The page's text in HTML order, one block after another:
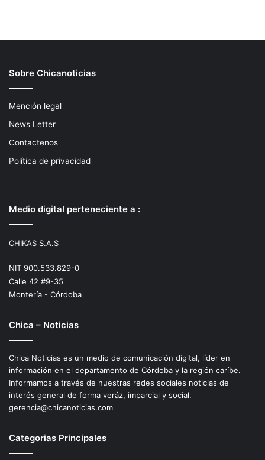
Sobre Chicanoticias
Mención legal
News Letter
Contactenos
Política de privacidad
Medio digital perteneciente a :
CHIKAS S.A.S
NIT 900.533.829-0
Calle 42 #9-35
Montería - Córdoba
Chica – Noticias
Chica Noticias es un medio de comunicación digital, líder en
información en el departamento de Córdoba y la región caríbe.
Informamos a través de nuestras redes sociales noticias de
interés general de forma veráz, imparcial y social.
gerencia@chicanoticias.com
Categorias Principales